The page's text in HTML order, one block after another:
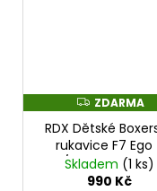
Z
D
A
R
M
A
ZDARMA
RDX Dětské
rukavice F7 Ego
bílo/růžové - BGR-
Skladem (1 ks)
990 Kč